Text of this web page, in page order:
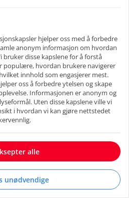
Drevet av RecMan
hjelper oss med å forbedre
anonym informasjon om hvordan
bruker disse kapslene for å forstå
populære, hvordan brukere navigerer
innhold som engasjerer mest.
oss å forbedre ytelsen og skape
Informasjonen er anonym og
Uten disse kapslene ville vi
i hvordan vi kan gjøre nettstedet
alle
unødvendige